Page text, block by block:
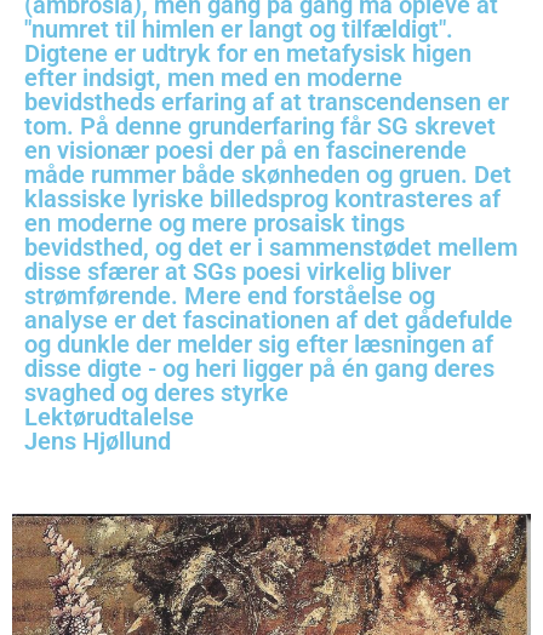
"numret til himlen er langt og tilfældigt".
Digtene er udtryk for en metafysisk higen
efter indsigt, men med en moderne
bevidstheds erfaring af at transcendensen er
tom. På denne grunderfaring får SG skrevet
en visionær poesi der på en fascinerende
måde rummer både skønheden og gruen. Det
klassiske lyriske billedsprog kontrasteres af
en moderne og mere prosaisk tings
bevidsthed, og det er i sammenstødet mellem
disse sfærer at SGs poesi virkelig bliver
strømførende. Mere end forståelse og
analyse er det fascinationen af det gådefulde
og dunkle der melder sig efter læsningen af
disse digte - og heri ligger på én gang deres
svaghed og deres styrke
Lektørudtalelse
Jens Hjøllund